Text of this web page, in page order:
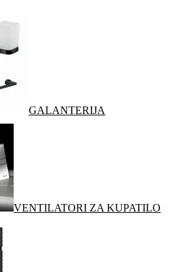
GALANTERIJA
VENTILATORI ZA KUPATILO